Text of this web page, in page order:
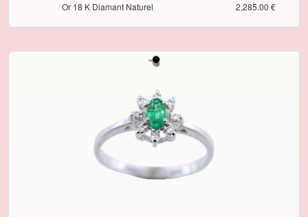
Or 18 K Diamant Naturel
2,285.00 €